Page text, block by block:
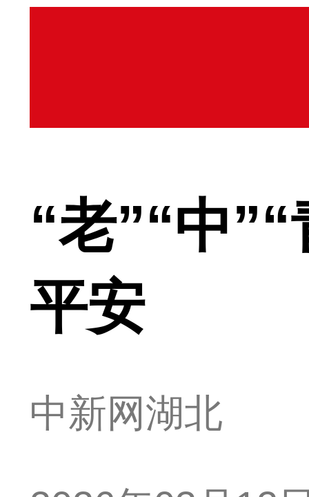
“老”“中
平安
中新网湖北